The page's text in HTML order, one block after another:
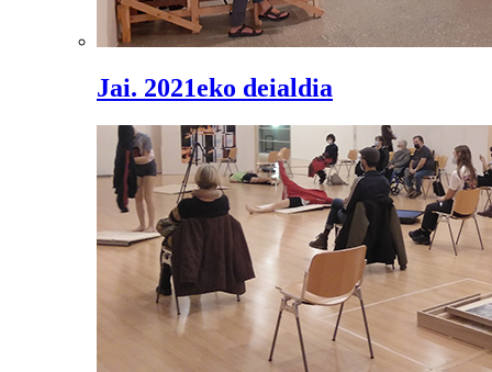
Jai. 2021eko deialdia